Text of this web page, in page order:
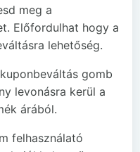
meg a
Előfordulhat hogy a
lehetőség.
gomb
levonásra kerül a
árából.
felhasználató